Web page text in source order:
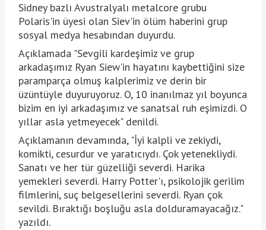
Sidney bazlı Avustralyalı metalcore grubu
Polaris'in üyesi olan Siev'in ölüm haberini grup
sosyal medya hesabından duyurdu.
Açıklamada "Sevgili kardeşimiz ve grup
arkadaşımız Ryan Siew'in hayatını kaybettiğini size
paramparça olmuş kalplerimiz ve derin bir
üzüntüyle duyuruyoruz. O, 10 inanılmaz yıl boyunca
bizim en iyi arkadaşımız ve sanatsal ruh eşimizdi. O
yıllar asla yetmeyecek" denildi.
Açıklamanın devamında, "İyi kalpli ve zekiydi,
komikti, cesurdur ve yaratıcıydı. Çok yetenekliydi.
Sanatı ve her tür güzelliği severdi. Harika
yemekleri severdi. Harry Potter'ı, psikolojik gerilim
filmlerini, suç belgesellerini severdi. Ryan çok
sevildi. Bıraktığı boşluğu asla dolduramayacağız."
yazıldı.